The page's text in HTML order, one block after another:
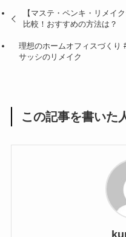
【マステ・ペンキ・リメイ
比較！おすすめの方法は？
理想のホームオフィスづくり
サッシのリメイク
この記事を書いた